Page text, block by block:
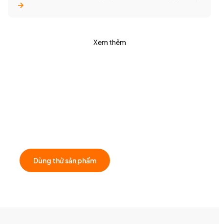
Xem thêm
Dùng thử sản phẩm